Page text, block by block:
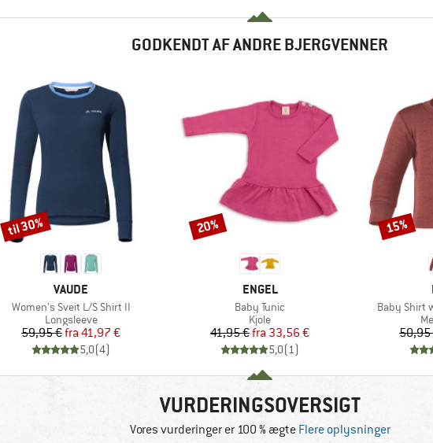
GODKENDT AF ANDRE BJERGVENNER
MÆRKE
VAUDE
Artikel
Women's Sveit L/S Shirt II
Produktgruppe
Longsleeve
Pris
59,95 € Nedsat pris
fra 41,97 €
5,0(4)
Rabat
til 30%
MÆRKE
ENGEL
Artikel
Baby Tunic
Produktgruppe
Kjole
Pris
41,95 € Nedsat pris
fra 33,56 €
5,0(1)
Rabat
20%
Artikel
Baby Shirt
50,95
Rabat
15%
VURDERINGSOVERSIGT
Vores vurderinger er 100 % ægte Flere oplysninger